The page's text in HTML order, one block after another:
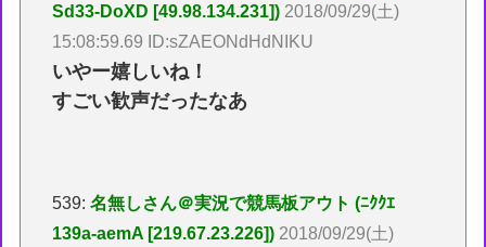
Sd33-DoXD [49.98.134.231]) 2018/09/29(土)
15:08:59.69 ID:sZAEONdHdNIKU
いやー嬉しいね！
すごい歓声だったなあ
539:名無しさん＠実況で競馬板アウト (ﾆｸｸｴ
139a-aemA [219.67.23.226]) 2018/09/29(土)